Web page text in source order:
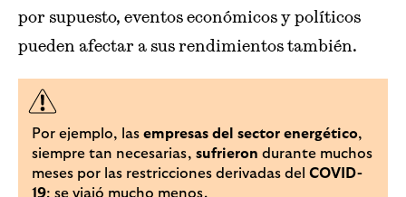
por supuesto, eventos económicos y políticos
pueden afectar a sus rendimientos también.
Por ejemplo, las empresas del sector energético,
siempre tan necesarias, sufrieron durante muchos
meses por las restricciones derivadas del COVID-
19; se viajó mucho menos.